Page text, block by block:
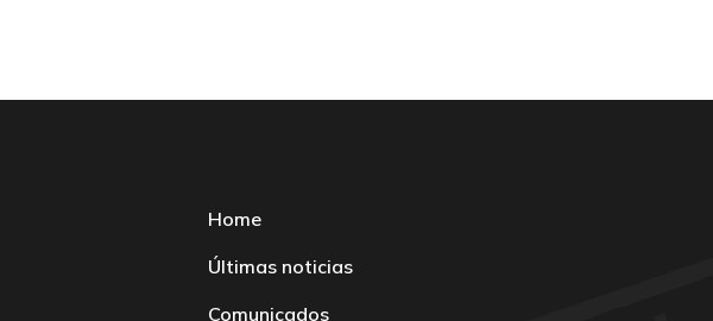
Home
Últimas noticias
Comunicados